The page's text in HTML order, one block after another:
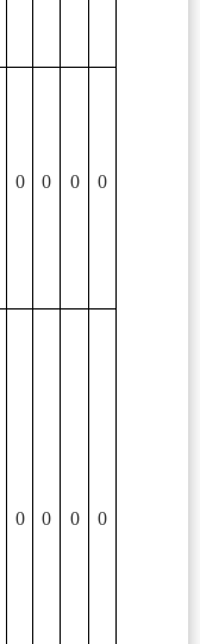
0 0 0 0
0 0 0 0